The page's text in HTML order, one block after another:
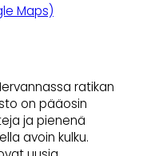
Maps)
ratikan
on pääosin
ja pienenä
avoin kulku.